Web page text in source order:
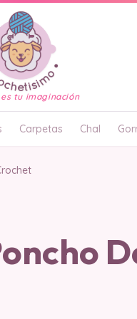
tu imaginación
Carpetas Chal